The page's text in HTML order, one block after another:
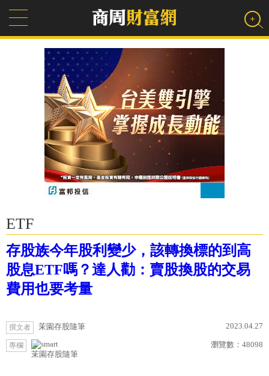
ETF
存股族今年股利變少，該轉換標的到高
股息ETF嗎？達人勸：賣股換股的交易
費用也要考量
撰文者 茉園存股隨筆 2023.04.27
專欄
茉園存股隨筆
瀏覽數： 48098